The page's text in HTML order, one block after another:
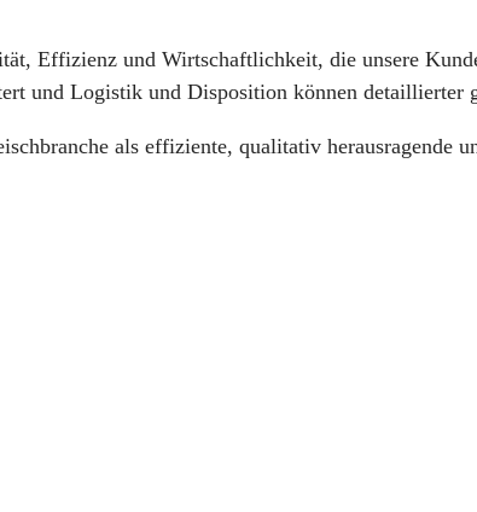
Effizienz und Wirtschaftlichkeit, die unsere
und Logistik und Disposition können detaillierter
als effiziente, qualitativ herausragende